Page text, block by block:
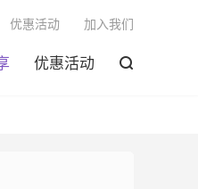
优惠活动 
优惠活动 加入我们